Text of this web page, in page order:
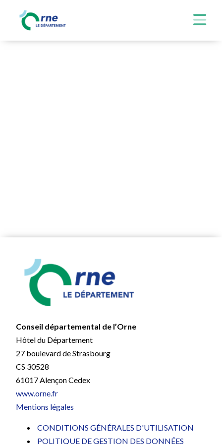
Conseil départemental de l’Orne
Hôtel du Département
27 boulevard de Strasbourg
CS 30528
61017 Alençon Cedex
www.orne.fr
Mentions légales
CONDITIONS GÉNÉRALES D'UTILISATION
POLITIQUE DE GESTION DES DONNÉES